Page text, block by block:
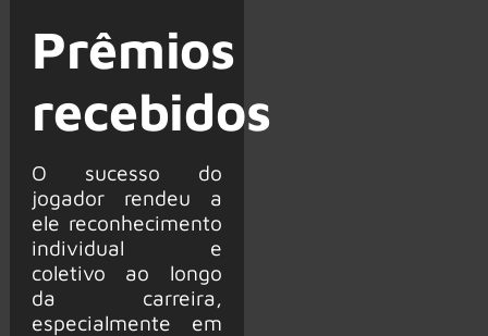
Prêmios
recebidos
O sucesso do
jogador rendeu a
ele reconhecimento
individual e
coletivo ao longo
da carreira,
especialmente em